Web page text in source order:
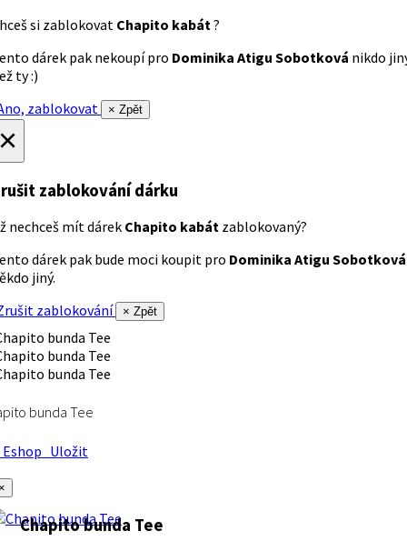
si zablokovat Chapito kabát ?
dárek pak nekoupí pro Dominika Atigu Sobotková nikdo
ty :)
zablokovat
× Zpět
zablokování dárku
nechceš mít dárek Chapito kabát zablokovaný?
dárek pak bude moci koupit pro Dominika Atigu Sobotková
jiný.
zablokování
× Zpět
bunda Tee
Uložit
Chapito bunda Tee